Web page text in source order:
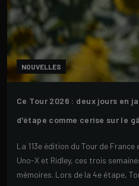
NOUVELLES
Ce Tour 2026 : deux jours en
d'étape comme cerise sur le
La 113e édition du Tour de
Uno-X et Ridley, ces trois
mémoires. Lors de la 4e étape,